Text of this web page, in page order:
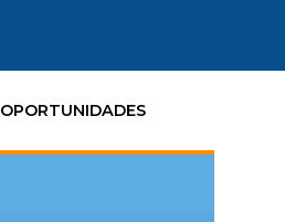
OPORTUNIDADES